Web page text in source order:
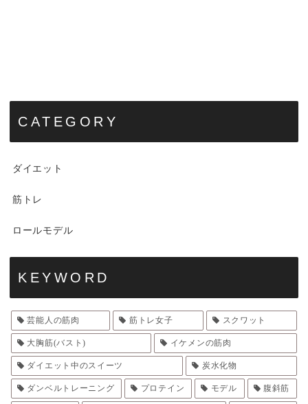
CATEGORY
ダイエット
筋トレ
ロールモデル
KEYWORD
芸能人の筋肉 筋トレ女子 スクワット
大胸筋(バスト) イケメンの筋肉
ダイエット中のスイーツ 炭水化物
ダンベルトレーニング プロテイン モデル 腹斜筋